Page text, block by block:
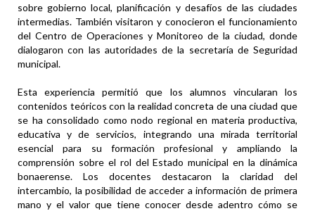
sobre gobierno local, planificación y desafíos de las ciudades
intermedias. También visitaron y conocieron el funcionamiento
del Centro de Operaciones y Monitoreo de la ciudad, donde
dialogaron con las autoridades de la secretaría de Seguridad
municipal.
Esta experiencia permitió que los alumnos vincularan los
contenidos teóricos con la realidad concreta de una ciudad que
se ha consolidado como nodo regional en materia productiva,
educativa y de servicios, integrando una mirada territorial
esencial para su formación profesional y ampliando la
comprensión sobre el rol del Estado municipal en la dinámica
bonaerense. Los docentes destacaron la claridad del
intercambio, la posibilidad de acceder a información de primera
mano y el valor que tiene conocer desde adentro cómo se